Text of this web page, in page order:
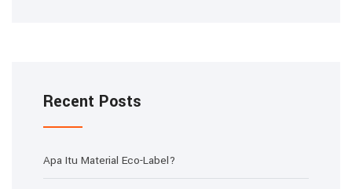
Recent Posts
Apa Itu Material Eco-Label?